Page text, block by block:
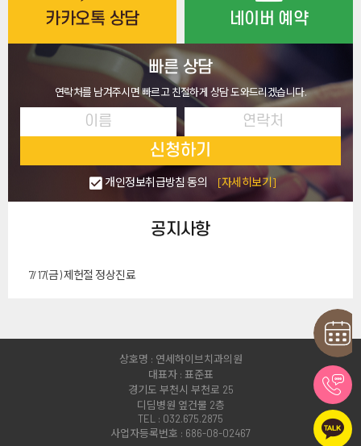
공지사항
7/17(금) 제헌절 정상진료
카카오톡 상담 네이버 예약
빠른 상담
연락처를 남겨주시면 빠르고 친절하게 상담 도와드리겠습니다.
신청하기
개인정보취급방침 동의 [자세히보기]
상호명 : 연세하이브치과의원
대표자 : 표준표
경기도 부천시 부천로 25
디딤병원 옆건물 2층
TEL : 032.675.2875
사업자등록번호 : 686-08-02467